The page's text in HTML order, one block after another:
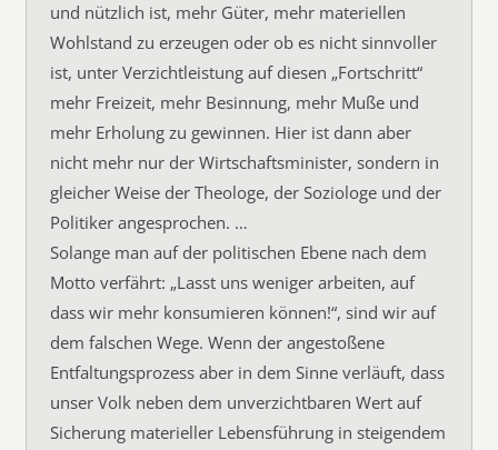
und nützlich ist, mehr Güter, mehr materiellen
Wohlstand zu erzeugen oder ob es nicht sinnvoller
ist, unter Verzichtleistung auf diesen „Fortschritt“
mehr Freizeit, mehr Besinnung, mehr Muße und
mehr Erholung zu gewinnen. Hier ist dann aber
nicht mehr nur der Wirtschaftsminister, sondern in
gleicher Weise der Theologe, der Soziologe und der
Politiker angesprochen. …
Solange man auf der politischen Ebene nach dem
Motto verfährt: „Lasst uns weniger arbeiten, auf
dass wir mehr konsumieren können!“, sind wir auf
dem falschen Wege. Wenn der angestoßene
Entfaltungsprozess aber in dem Sinne verläuft, dass
unser Volk neben dem unverzichtbaren Wert auf
Sicherung materieller Lebensführung in steigendem